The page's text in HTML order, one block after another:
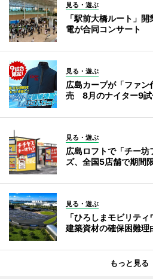
見る・遊ぶ
「駅前大橋ルート」
電が合同コンサート
見る・遊ぶ
広島カープが「ファ
売 8月のナイター9試
見る・遊ぶ
広島ロフトで「チー
ズ、全国5店舗で期間
見る・遊ぶ
「ひろしまモビリテ
建築資材の確保困難理
もっと見る